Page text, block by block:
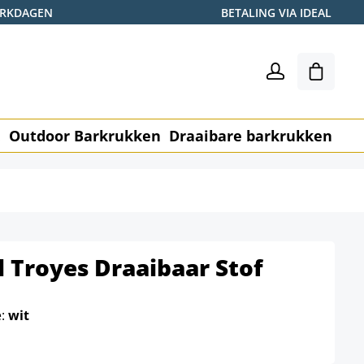
BETALING VIA IDEAL
Outdoor Barkrukken Draaibare barkrukken
Troyes Draaibaar Stof
wit